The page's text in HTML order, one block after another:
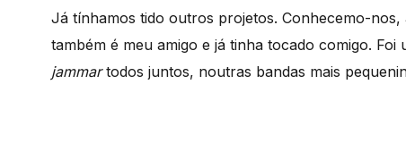
Já tínhamos tido outros projetos. Conhecemo-
também é meu amigo e já tinha tocado comigo.
jammartodos juntos, noutras bandas mais